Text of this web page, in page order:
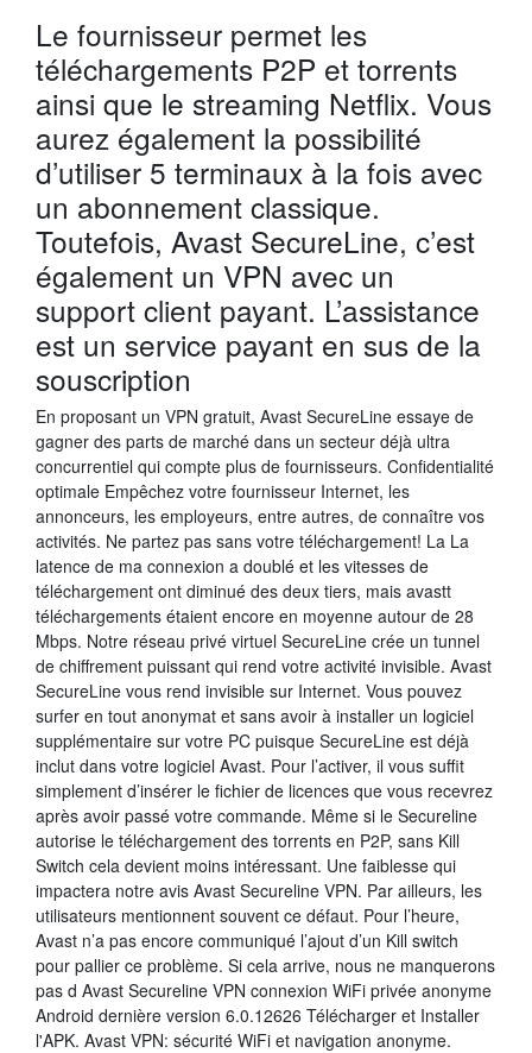
Le fournisseur permet les
téléchargements P2P et torrents
ainsi que le streaming Netflix. Vous
aurez également la possibilité
d’utiliser 5 terminaux à la fois avec
un abonnement classique.
Toutefois, Avast SecureLine, c’est
également un VPN avec un
support client payant. L’assistance
est un service payant en sus de la
souscription
En proposant un VPN gratuit, Avast SecureLine essaye de
gagner des parts de marché dans un secteur déjà ultra
concurrentiel qui compte plus de fournisseurs. Confidentialité
optimale Empêchez votre fournisseur Internet, les
annonceurs, les employeurs, entre autres, de connaître vos
activités. Ne partez pas sans votre téléchargement! La La
latence de ma connexion a doublé et les vitesses de
téléchargement ont diminué des deux tiers, mais avastt
téléchargements étaient encore en moyenne autour de 28
Mbps. Notre réseau privé virtuel SecureLine crée un tunnel
de chiffrement puissant qui rend votre activité invisible. Avast
SecureLine vous rend invisible sur Internet. Vous pouvez
surfer en tout anonymat et sans avoir à installer un logiciel
supplémentaire sur votre PC puisque SecureLine est déjà
inclut dans votre logiciel Avast. Pour l’activer, il vous suffit
simplement d’insérer le fichier de licences que vous recevrez
après avoir passé votre commande. Même si le Secureline
autorise le téléchargement des torrents en P2P, sans Kill
Switch cela devient moins intéressant. Une faiblesse qui
impactera notre avis Avast Secureline VPN. Par ailleurs, les
utilisateurs mentionnent souvent ce défaut. Pour l’heure,
Avast n’a pas encore communiqué l’ajout d’un Kill switch
pour pallier ce problème. Si cela arrive, nous ne manquerons
pas d Avast Secureline VPN connexion WiFi privée anonyme
Android dernière version 6.0.12626 Télécharger et Installer
l'APK. Avast VPN: sécurité WiFi et navigation anonyme.